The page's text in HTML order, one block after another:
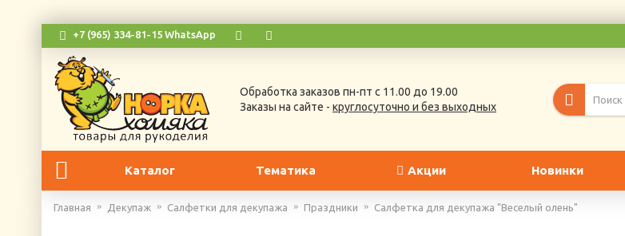
+7 (965) 334-81-15 WhatsApp
Обработка заказов пн-пт с 11.00 до 19.00
Заказы на сайте - круглосуточно и без выходных
Каталог Тематика Акции Новинки
Главная Декупаж Салфетки для декупажа Праздники Салфетка для декупажа "Веселый олень"